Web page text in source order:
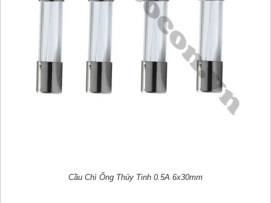
Cầu Chì Ống Thủy Tinh 0.5A 6x30mm